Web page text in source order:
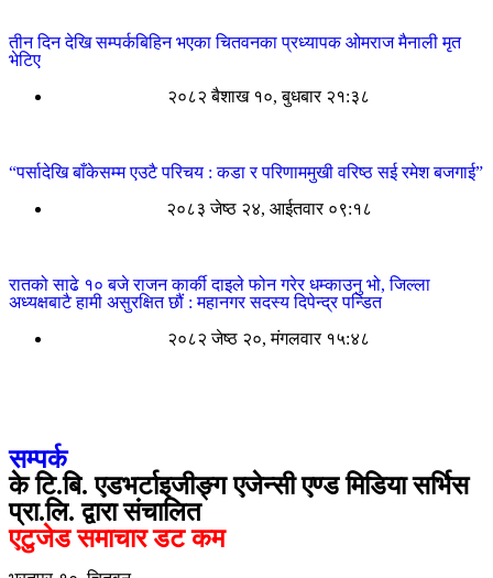
तीन दिन देखि सम्पर्कबिहिन भएका चितवनका प्रध्यापक ओमराज मैनाली मृत
भेटिए
२०८२ बैशाख १०, बुधबार २१:३८
“पर्सादेखि बाँकेसम्म एउटै परिचय : कडा र परिणाममुखी वरिष्ठ सई रमेश बजगाई”
२०८३ जेष्ठ २४, आईतवार ०९:१८
रातको साढे १० बजे राजन कार्की दाइले फोन गरेर धम्काउनु भो, जिल्ला
अध्यक्षबाटै हामी असुरक्षित छौं : महानगर सदस्य दिपेन्द्र पन्डित
२०८२ जेष्ठ २०, मंगलवार १५:४८
सम्पर्क
के टि.बि. एडभर्टाइजीङ्ग एजेन्सी एण्ड मिडिया सर्भिस
प्रा.लि. द्वारा संचालित
एटुजेड समाचार डट कम